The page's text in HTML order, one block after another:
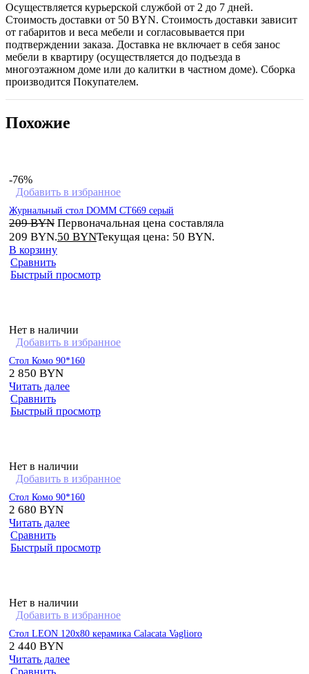
Осуществляется курьерской службой от 2 до 7 дней.
Стоимость доставки от 50 BYN. Стоимость доставки зависит
от габаритов и веса мебели и согласовывается при
подтверждении заказа. Доставка не включает в себя занос
мебели в квартиру (осуществляется до подъезда в
многоэтажном доме или до калитки в частном доме). Сборка
производится Покупателем.
Похожие
-76%
Добавить в избранное
Журнальный стол DOMM CT669 серый
209BYN Первоначальная цена составляла
209 BYN.50 BYNТекущая цена: 50 BYN.
В корзину
Сравнить
Быстрый просмотр
Нет в наличии
Добавить в избранное
Стол Комо 90*160
2 850 BYN
Читать далее
Сравнить
Быстрый просмотр
Нет в наличии
Добавить в избранное
Стол Комо 90*160
2 680 BYN
Читать далее
Сравнить
Быстрый просмотр
Нет в наличии
Добавить в избранное
Стол LEON 120х80 керамика Calacata Vaglioro
2 440 BYN
Читать далее